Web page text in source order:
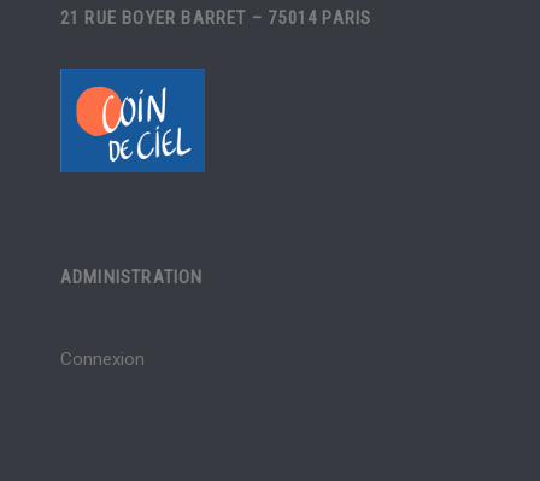
21 RUE BOYER BARRET – 75014 PARIS
ADMINISTRATION
Connexion